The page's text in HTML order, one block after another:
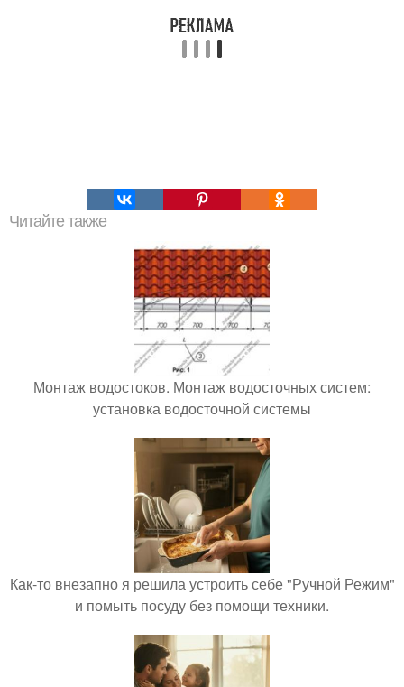
Читайте также
Монтаж водостоков. Монтаж водосточных систем:
установка водосточной системы
Как-то внезапно я решила устроить себе "Ручной Режим"
и помыть посуду без помощи техники.